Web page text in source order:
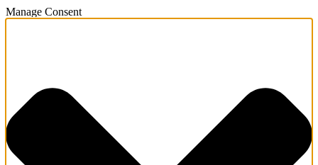
Manage Consent